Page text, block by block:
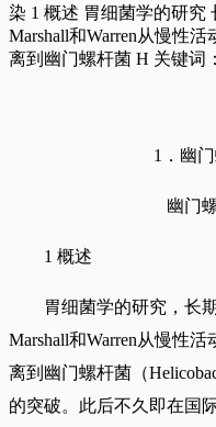
染 1 概述 胃细菌学的研究
Marshall和Warren从慢性
离到幽门螺杆菌 H 关键词
1．幽
幽门
1 概述
胃细菌学的研究，长期
Marshall和Warren从慢性
离到幽门螺杆菌（
的突破。此后不久即在国